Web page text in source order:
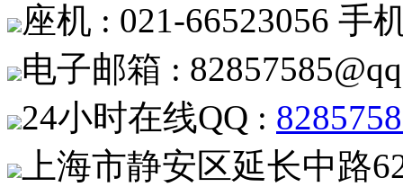
座机 : 021-66523056 手
电子邮箱 :
24小时在线QQ :
上海市静安区延长中路